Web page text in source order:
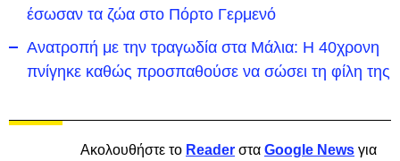
έσωσαν τα ζώα στο Πόρτο Γερμενό
Ανατροπή με την τραγωδία στα Μάλια: Η 40χρονη
πνίγηκε καθώς προσπαθούσε να σώσει τη φίλη της
Ακολουθήστε το Reader στα Google News για